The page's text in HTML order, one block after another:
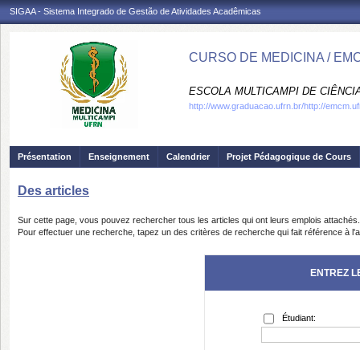
SIGAA - Sistema Integrado de Gestão de Atividades Acadêmicas
CURSO DE MEDICINA /
ESCOLA MULTICAMPI DE
http://www.graduacao.ufrn.br/http://
Présentation Enseignement Calendrier Projet Pédagogique de Cours
Des articles
Sur cette page, vous pouvez rechercher tous les articles qui ont leurs emplois attachés.
Pour effectuer une recherche, tapez un des critères de recherche qui fait référence à
ENTREZ
Étudiant: